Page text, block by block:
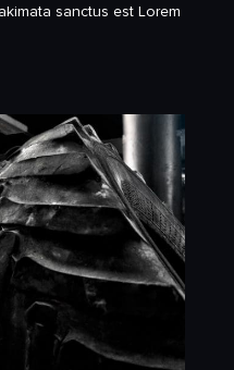
sanctus est Lorem